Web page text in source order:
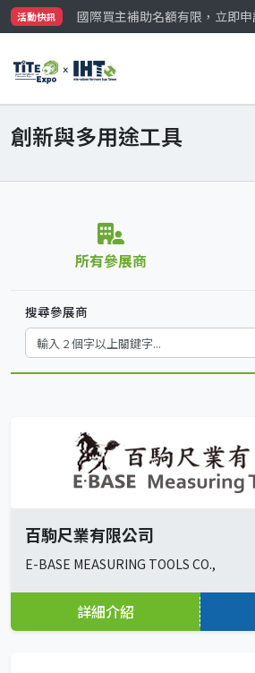
活動快訊
國際買主補助名額有限，立即申
參觀門票開放申請中‼️
國際買主補助名額有限，立即申
創新與多用途工具
所有參展商
搜尋參展商
百駒尺業有限公司
E-BASE MEASURING TOOLS CO.,
詳細介紹